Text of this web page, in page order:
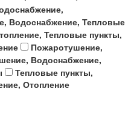
Водоснабжение, Тепловые
Тепловые пункты,
Пожаротушение,
Водоснабжение,
Тепловые пункты,
Отопление